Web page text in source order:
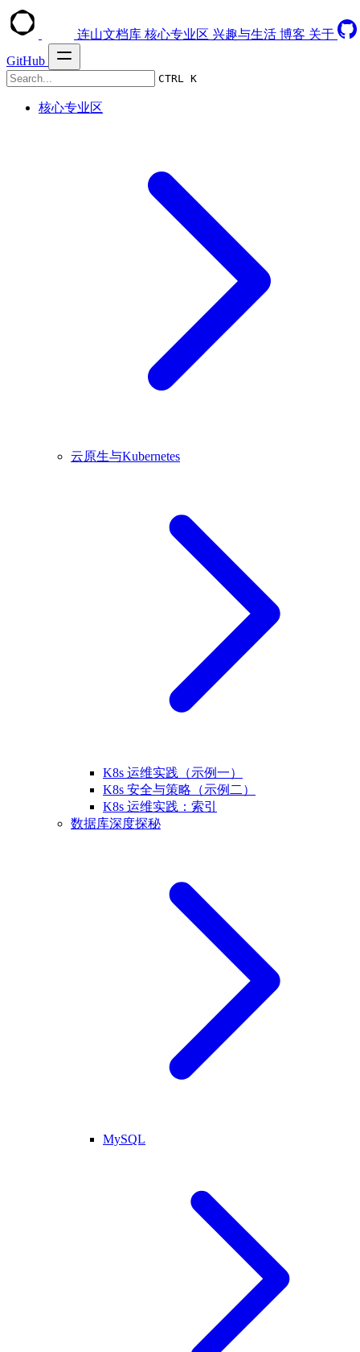
连山文档库 核心专业区 兴趣与生活 博客 关于
GitHub
CTRL K
核心专业区
云原生与Kubernetes
K8s 运维实践（示例一）
K8s 安全与策略（示例二）
K8s 运维实践：索引
数据库深度探秘
MySQL